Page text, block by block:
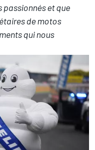
passionnés et que
de motos
qui nous